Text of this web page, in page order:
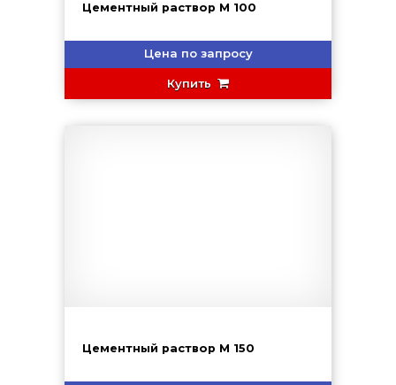
Цементный раствор М 100
Цена по запросу
Купить
Цементный раствор М 150